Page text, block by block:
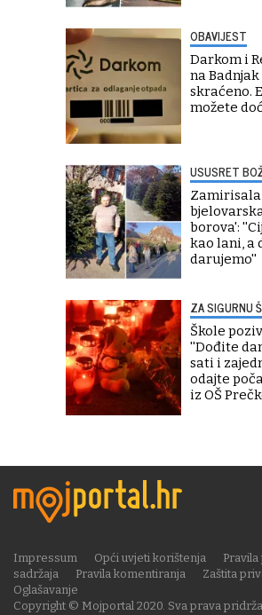
OBAVIJEST
Darkom i
na
skraćeno.
možete
USUSRET
Zamirisala
borova':
kao lani, a
darujemo''
ZA SIGURNU
Škole
''Dođite
sati i
odajte
iz OŠ
Copyright © Mojportal 2020. Sva prava
Impressum Opći uvjeti korištenja
sadržaja
Pravila komentiranja Zaštita
Oglašavanje